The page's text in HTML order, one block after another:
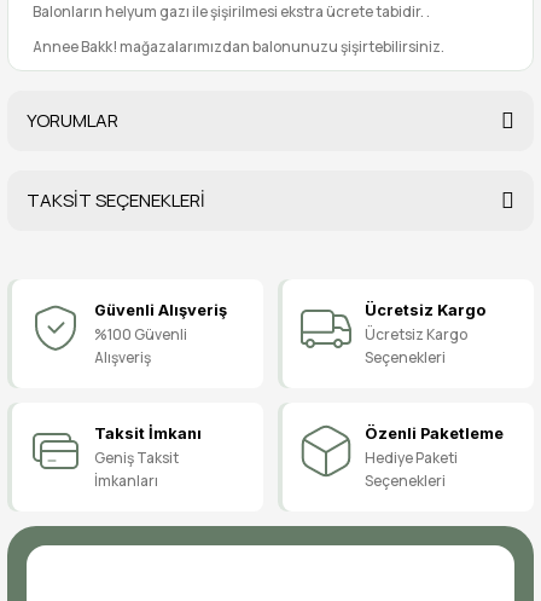
Balonların helyum gazı ile şişirilmesi ekstra ücrete tabidir. .
Annee Bakk! mağazalarımızdan balonunuzu şişirtebilirsiniz.
YORUMLAR
Yorum Yaz
TAKSİT SEÇENEKLERİ
Güvenli Alışveriş
%100 Güvenli
Alışveriş
Ücretsiz Kargo
Ücretsiz Kargo
Seçenekleri
Taksit İmkanı
Geniş Taksit
İmkanları
Özenli Paketleme
Hediye Paketi
Seçenekleri